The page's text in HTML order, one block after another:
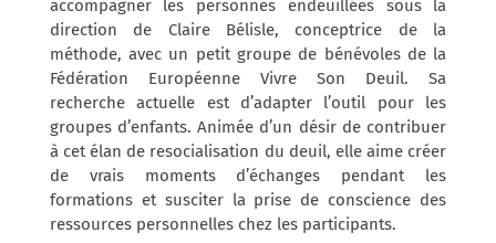
accompagner les personnes endeuillées sous la
direction de Claire Bélisle, conceptrice de la
méthode, avec un petit groupe de bénévoles de la
Fédération Européenne Vivre Son Deuil. Sa
recherche actuelle est d’adapter l’outil pour les
groupes d’enfants.Animée d’un désir de contribuer
à cet élan de resocialisation du deuil, elle aime créer
de vrais moments d’échanges pendant les
formations et susciter la prise de conscience des
ressources personnelles chez les participants.